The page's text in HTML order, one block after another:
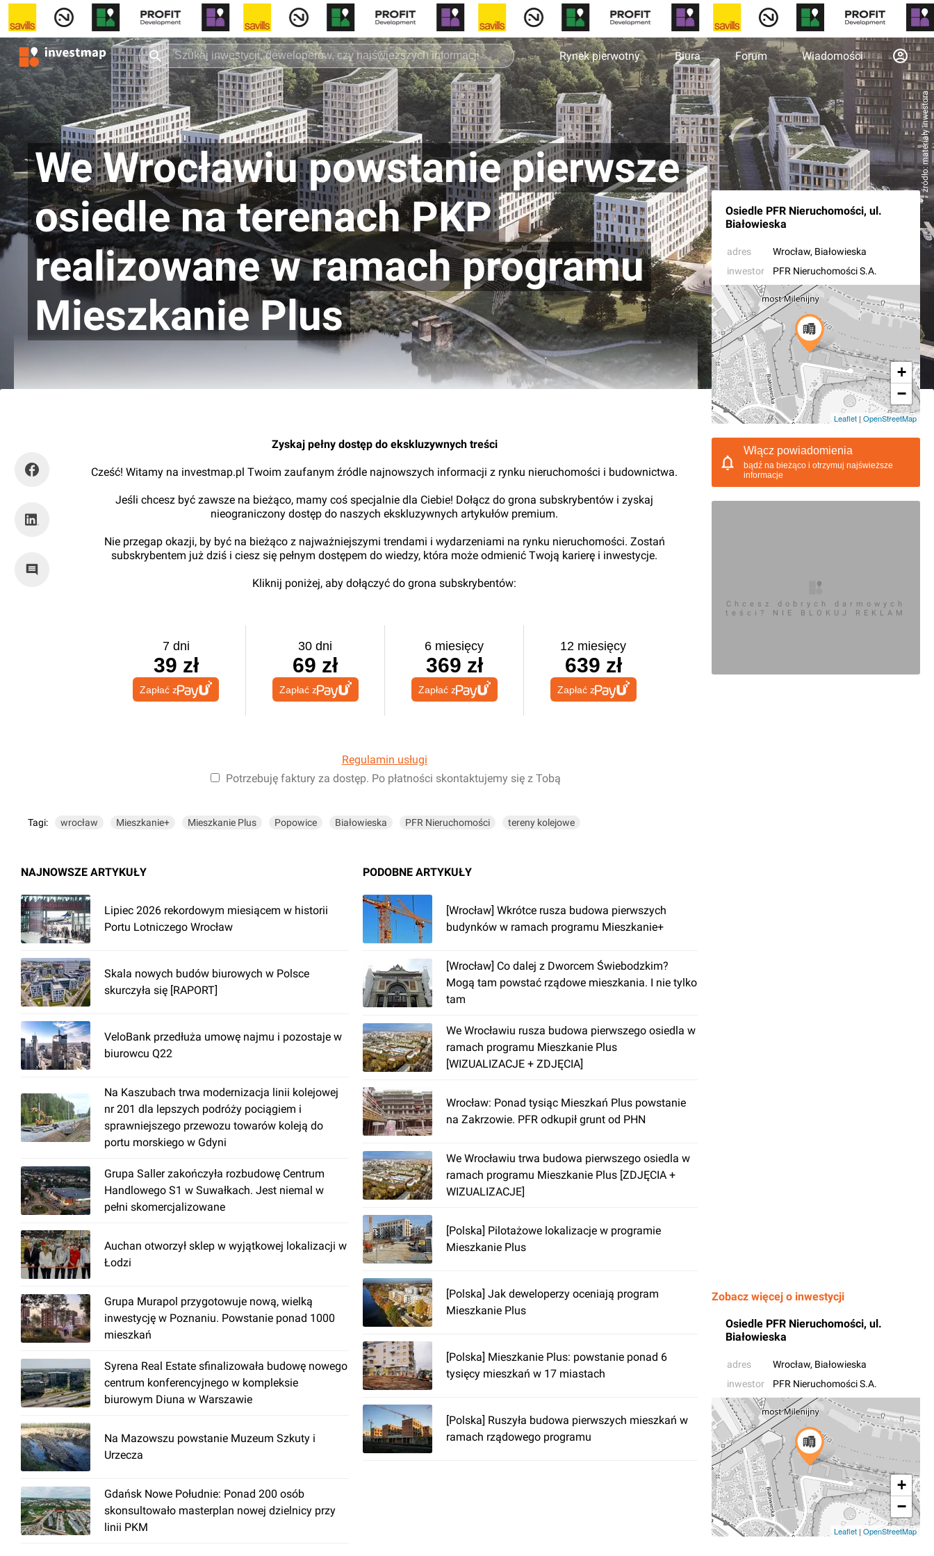
Rynek pierwotny Biura Forum Wiadomości
źródło: materiały inwestora
We Wrocławiu powstanie pierwsze
osiedle na terenach PKP
realizowane w ramach programu
Mieszkanie Plus
Osiedle PFR Nieruchomości, ul.
Białowieska
adres Wrocław, Białowieska
inwestor
PFR Nieruchomości S.A.
+
−
Leaflet | OpenStreetMap
Zyskaj pełny dostęp do ekskluzywnych treści
Cześć! Witamy na investmap.pl Twoim zaufanym źródle najnowszych informacji z rynku nieruchomości i budownictwa.
Jeśli chcesz być zawsze na bieżąco, mamy coś specjalnie dla Ciebie! Dołącz do grona subskrybentów i zyskaj
nieograniczony dostęp do naszych ekskluzywnych artykułów premium.
Nie przegap okazji, by być na bieżąco z najważniejszymi trendami i wydarzeniami na rynku nieruchomości. Zostań
subskrybentem już dziś i ciesz się pełnym dostępem do wiedzy, która może odmienić Twoją karierę i inwestycje.
Kliknij poniżej, aby dołączyć do grona subskrybentów:
7 dni
39 zł
Zapłać z
30 dni
69 zł
Zapłać z
6 miesięcy
369 zł
Zapłać z
12 miesięcy
639 zł
Zapłać z
Regulamin usługi
Potrzebuję faktury za dostęp. Po płatności skontaktujemy się z Tobą
Tagi: wrocław Mieszkanie+ Mieszkanie Plus Popowice Białowieska PFR Nieruchomości tereny kolejowe
NAJNOWSZE ARTYKUŁY
Lipiec 2026 rekordowym miesiącem w historii
Portu Lotniczego Wrocław
Skala nowych budów biurowych w Polsce
skurczyła się [RAPORT]
VeloBank przedłuża umowę najmu i pozostaje w
biurowcu Q22
Na Kaszubach trwa modernizacja linii kolejowej
nr 201 dla lepszych podróży pociągiem i
sprawniejszego przewozu towarów koleją do
portu morskiego w Gdyni
Grupa Saller zakończyła rozbudowę Centrum
Handlowego S1 w Suwałkach. Jest niemal w
pełni skomercjalizowane
Auchan otworzył sklep w wyjątkowej lokalizacji w
Łodzi
Grupa Murapol przygotowuje nową, wielką
inwestycję w Poznaniu. Powstanie ponad 1000
mieszkań
Syrena Real Estate sfinalizowała budowę nowego
centrum konferencyjnego w kompleksie
biurowym Diuna w Warszawie
Na Mazowszu powstanie Muzeum Szkuty i
Urzecza
Gdańsk Nowe Południe: Ponad 200 osób
skonsultowało masterplan nowej dzielnicy przy
linii PKM
PODOBNE ARTYKUŁY
[Wrocław] Wkrótce rusza budowa pierwszych
budynków w ramach programu Mieszkanie+
[Wrocław] Co dalej z Dworcem Świebodzkim?
Mogą tam powstać rządowe mieszkania. I nie tylko
tam
We Wrocławiu rusza budowa pierwszego osiedla w
ramach programu Mieszkanie Plus
[WIZUALIZACJE + ZDJĘCIA]
Wrocław: Ponad tysiąc Mieszkań Plus powstanie
na Zakrzowie. PFR odkupił grunt od PHN
We Wrocławiu trwa budowa pierwszego osiedla w
ramach programu Mieszkanie Plus [ZDJĘCIA +
WIZUALIZACJE]
[Polska] Pilotażowe lokalizacje w programie
Mieszkanie Plus
[Polska] Jak deweloperzy oceniają program
Mieszkanie Plus
[Polska] Mieszkanie Plus: powstanie ponad 6
tysięcy mieszkań w 17 miastach
[Polska] Ruszyła budowa pierwszych mieszkań w
ramach rządowego programu
Włącz powiadomienia
bądź na bieżąco i otrzymuj najświeższe
informacje
Chcesz dobrych darmowych
teści? NIE BLOKUJ REKLAM
Zobacz więcej o inwestycji
Osiedle PFR Nieruchomości, ul.
Białowieska
adres Wrocław, Białowieska
inwestor
PFR Nieruchomości S.A.
+
−
Leaflet | OpenStreetMap